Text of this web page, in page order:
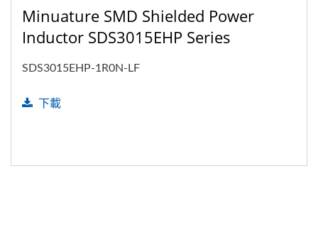
Minuature SMD Shielded Power
Inductor SDS3015EHP Series
SDS3015EHP-1R0N-LF
下載